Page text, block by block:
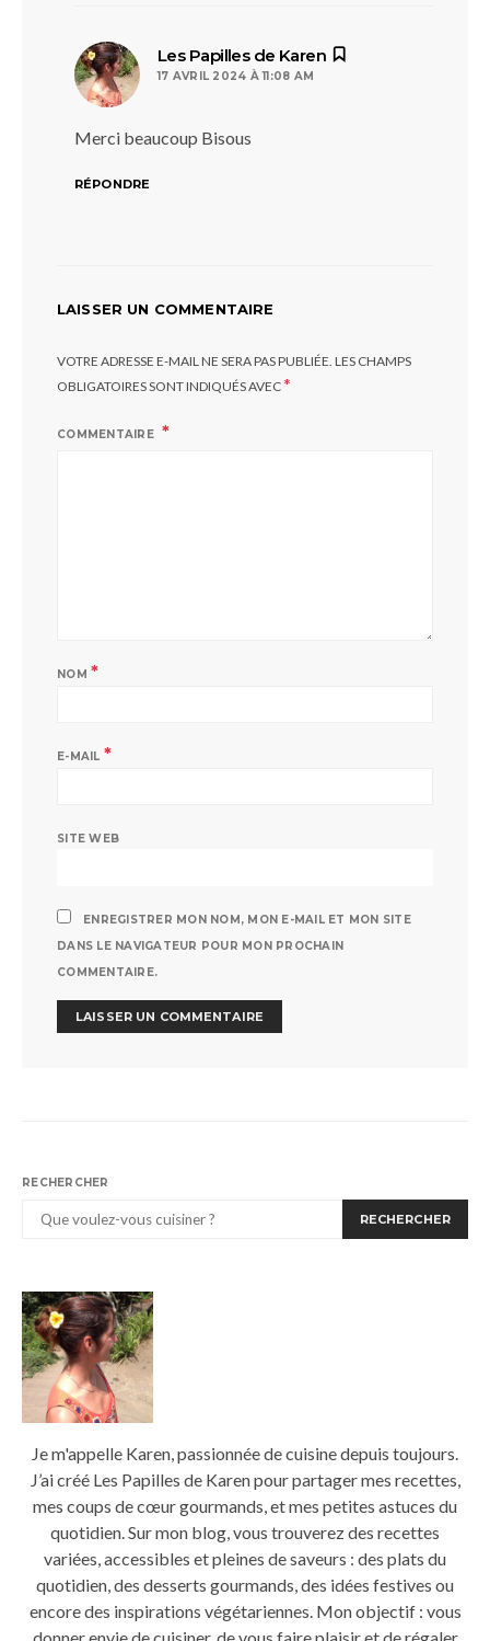
Les Papilles de Karen
17 AVRIL 2024 À 11:08 AM
Merci beaucoup Bisous
RÉPONDRE
LAISSER UN COMMENTAIRE
VOTRE ADRESSE E-MAIL NE SERA PAS PUBLIÉE. LES CHAMPS
OBLIGATOIRES SONT INDIQUÉS AVEC*
COMMENTAIRE
NOM *
E-MAIL *
SITE WEB
ENREGISTRER MON NOM, MON E-MAIL ET MON SITE
DANS LE NAVIGATEUR POUR MON PROCHAIN
COMMENTAIRE.
RECHERCHER
RECHERCHER
Je m'appelle Karen, passionnée de cuisine depuis toujours.
J’ai créé Les Papilles de Karen pour partager mes recettes,
mes coups de cœur gourmands, et mes petites astuces du
quotidien. Sur mon blog, vous trouverez des recettes
variées, accessibles et pleines de saveurs : des plats du
quotidien, des desserts gourmands, des idées festives ou
encore des inspirations végétariennes. Mon objectif : vous